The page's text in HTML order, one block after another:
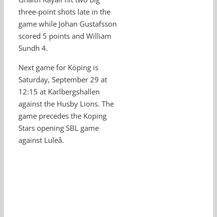
three-point shots late in the
game while Johan Gustafsson
scored 5 points and William
Sundh 4.
Next game for Köping is
Saturday, September 29 at
12:15 at Karlbergshallen
against the Husby Lions. The
game precedes the Koping
Stars opening SBL game
against Luleå.